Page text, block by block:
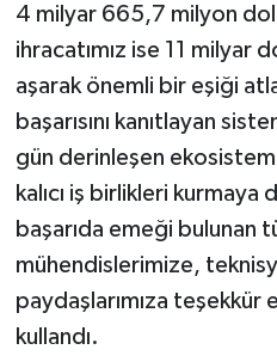
4 milyar 665,7 milyon
ihracatımız ise 11 milyar
aşarak önemli bir eşiği
başarısını kanıtlayan
gün derinleşen
kalıcı iş birlikleri
başarıda emeği bulunan
mühendislerimize,
paydaşlarımıza
kullandı.